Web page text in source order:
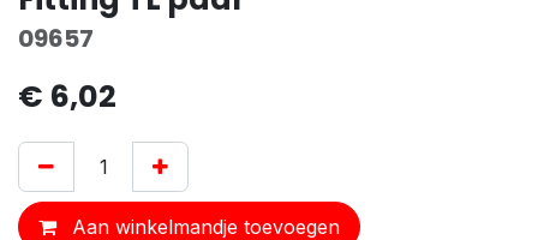
09657
€ 6,02
Aan winkelmandje toevoegen